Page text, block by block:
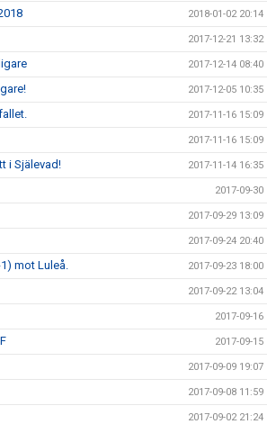
2018-01-02 20:14
2017-12-21 13:32
2017-12-14 08:40
2017-12-05 10:35
2017-11-16 15:09
2017-11-16 15:09
i Själevad! 2017-11-14 16:35
2017-09-30
2017-09-29 13:09
2017-09-24 20:40
mot Luleå. 2017-09-23 18:00
2017-09-22 13:04
2017-09-16
2017-09-15
2017-09-09 19:07
2017-09-08 11:59
2017-09-02 21:24